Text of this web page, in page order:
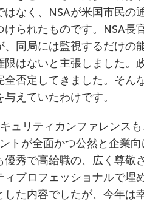
はなく、NSAが米国市民の
けられたものです。NSA長
、同局には監視するだけの
限はないと主張しました。
全否定してきました。そん
えていたわけです。
ュリティカンファレンス
トが全面かつ公然と企業
優秀で高給職の、広く尊敬
ィプロフェッショナルで埋
した内容でしたが、今年は